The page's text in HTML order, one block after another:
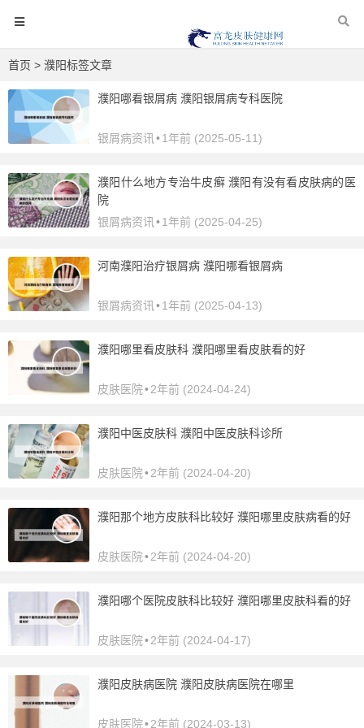
首页 > 濮阳标签文章
濮阳哪看银屑病 濮阳银屑病专科医院
银屑病资讯 •1年前 (2025-05-11)
濮阳什么地方专治牛皮癣 濮阳有没有看皮肤病的医
院
银屑病资讯 •1年前 (2025-04-25)
河南濮阳治疗银屑病 濮阳哪看银屑病
银屑病资讯 •1年前 (2025-04-13)
濮阳哪里看皮肤科 濮阳哪里看皮肤看的好
皮肤医院•2年前 (2024-04-24)
濮阳中医皮肤科 濮阳中医皮肤科诊所
皮肤医院•2年前 (2024-04-20)
濮阳那个地方皮肤科比较好 濮阳哪里皮肤病看的好
皮肤医院•2年前 (2024-04-20)
濮阳哪个医院皮肤科比较好 濮阳哪里皮肤科看的好
皮肤医院•2年前 (2024-04-17)
濮阳皮肤病医院 濮阳皮肤病医院在哪里
皮肤医院•2年前 (2024-03-13)